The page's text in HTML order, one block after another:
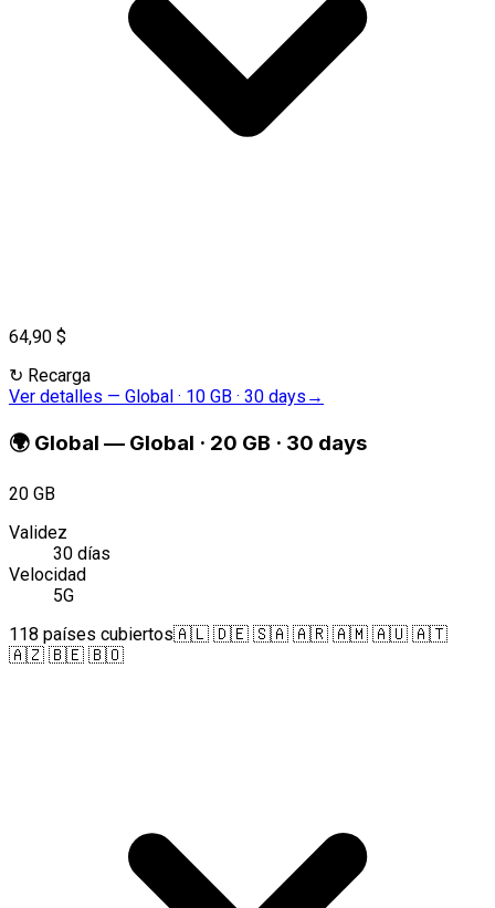
64,90 $
↻ Recarga
Ver detalles — Global · 10 GB · 30 days →
🌍 Global — Global · 20 GB · 30 days
20 GB
Validez
30 días
Velocidad
5G
118 países cubiertos🇦🇱 🇩🇪 🇸🇦 🇦🇷 🇦🇲 🇦🇺 🇦🇹
🇦🇿 🇧🇪 🇧🇴